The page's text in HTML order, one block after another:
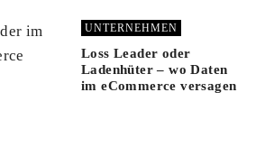
UNTERNEHMEN
Loss Leader oder
Ladenhüter – wo Daten
im eCommerce versagen